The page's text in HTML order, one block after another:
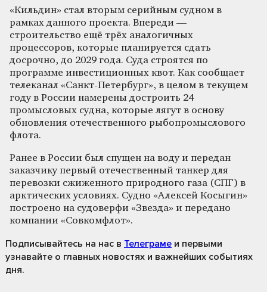
«Кильдин» стал вторым серийным судном в
рамках данного проекта. Впереди —
строительство ещё трёх аналогичных
процессоров, которые планируется сдать
досрочно, до 2029 года. Суда строятся по
программе инвестиционных квот. Как сообщает
телеканал «Санкт-Петербург», в целом в текущем
году в России намерены достроить 24
промысловых судна, которые лягут в основу
обновления отечественного рыбопромыслового
флота.
Ранее в России был спущен на воду и передан
заказчику первый отечественный танкер для
перевозки сжиженного природного газа (СПГ) в
арктических условиях. Судно «Алексей Косыгин»
построено на судоверфи «Звезда» и передано
компании «Совкомфлот».
Подписывайтесь на нас в Телеграме и первыми
узнавайте о главных новостях и важнейших событиях
дня.